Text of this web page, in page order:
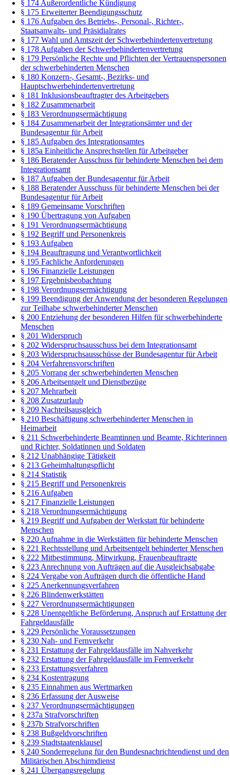
§ 174 Außerordentliche Kündigung
§ 175 Erweiterter Beendigungsschutz
§ 176 Aufgaben des Betriebs-, Personal-, Richter-,
Staatsanwalts- und Präsidialrates
§ 177 Wahl und Amtszeit der Schwerbehindertenvertretung
§ 178 Aufgaben der Schwerbehindertenvertretung
§ 179 Persönliche Rechte und Pflichten der Vertrauenspersonen
der schwerbehinderten Menschen
§ 180 Konzern-, Gesamt-, Bezirks- und
Hauptschwerbehindertenvertretung
§ 181 Inklusionsbeauftragter des Arbeitgebers
§ 182 Zusammenarbeit
§ 183 Verordnungsermächtigung
§ 184 Zusammenarbeit der Integrationsämter und der
Bundesagentur für Arbeit
§ 185 Aufgaben des Integrationsamtes
§ 185a Einheitliche Ansprechstellen für Arbeitgeber
§ 186 Beratender Ausschuss für behinderte Menschen bei dem
Integrationsamt
§ 187 Aufgaben der Bundesagentur für Arbeit
§ 188 Beratender Ausschuss für behinderte Menschen bei der
Bundesagentur für Arbeit
§ 189 Gemeinsame Vorschriften
§ 190 Übertragung von Aufgaben
§ 191 Verordnungsermächtigung
§ 192 Begriff und Personenkreis
§ 193 Aufgaben
§ 194 Beauftragung und Verantwortlichkeit
§ 195 Fachliche Anforderungen
§ 196 Finanzielle Leistungen
§ 197 Ergebnisbeobachtung
§ 198 Verordnungsermächtigung
§ 199 Beendigung der Anwendung der besonderen Regelungen
zur Teilhabe schwerbehinderter Menschen
§ 200 Entziehung der besonderen Hilfen für schwerbehinderte
Menschen
§ 201 Widerspruch
§ 202 Widerspruchsausschuss bei dem Integrationsamt
§ 203 Widerspruchsausschüsse der Bundesagentur für Arbeit
§ 204 Verfahrensvorschriften
§ 205 Vorrang der schwerbehinderten Menschen
§ 206 Arbeitsentgelt und Dienstbezüge
§ 207 Mehrarbeit
§ 208 Zusatzurlaub
§ 209 Nachteilsausgleich
§ 210 Beschäftigung schwerbehinderter Menschen in
Heimarbeit
§ 211 Schwerbehinderte Beamtinnen und Beamte, Richterinnen
und Richter, Soldatinnen und Soldaten
§ 212 Unabhängige Tätigkeit
§ 213 Geheimhaltungspflicht
§ 214 Statistik
§ 215 Begriff und Personenkreis
§ 216 Aufgaben
§ 217 Finanzielle Leistungen
§ 218 Verordnungsermächtigung
§ 219 Begriff und Aufgaben der Werkstatt für behinderte
Menschen
§ 220 Aufnahme in die Werkstätten für behinderte Menschen
§ 221 Rechtsstellung und Arbeitsentgelt behinderter Menschen
§ 222 Mitbestimmung, Mitwirkung, Frauenbeauftragte
§ 223 Anrechnung von Aufträgen auf die Ausgleichsabgabe
§ 224 Vergabe von Aufträgen durch die öffentliche Hand
§ 225 Anerkennungsverfahren
§ 226 Blindenwerkstätten
§ 227 Verordnungsermächtigungen
§ 228 Unentgeltliche Beförderung, Anspruch auf Erstattung der
Fahrgeldausfälle
§ 229 Persönliche Voraussetzungen
§ 230 Nah- und Fernverkehr
§ 231 Erstattung der Fahrgeldausfälle im Nahverkehr
§ 232 Erstattung der Fahrgeldausfälle im Fernverkehr
§ 233 Erstattungsverfahren
§ 234 Kostentragung
§ 235 Einnahmen aus Wertmarken
§ 236 Erfassung der Ausweise
§ 237 Verordnungsermächtigungen
§ 237a Strafvorschriften
§ 237b Strafvorschriften
§ 238 Bußgeldvorschriften
§ 239 Stadtstaatenklausel
§ 240 Sonderregelung für den Bundesnachrichtendienst und den
Militärischen Abschirmdienst
§ 241 Übergangsregelung